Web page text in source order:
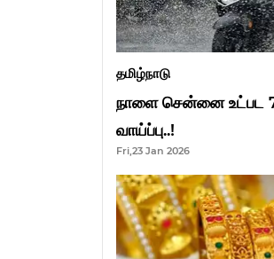
தமிழ்நாடு
நாளை சென்னை உட்பட
வாய்ப்பு..!
Fri,23 Jan 2026